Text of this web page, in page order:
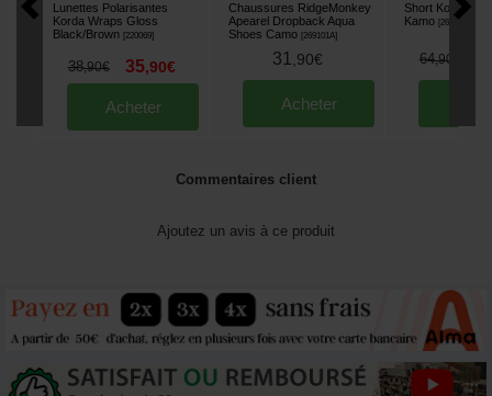
Lunettes Polarisantes
Korda Wraps Gloss
Black/Brown [220069]
38,90€ 35,90€
Acheter
Chaussures RidgeMonkey
Apearel Dropback Aqua
Shoes Camo [269101A]
31,90€
Acheter
Short Korda
Kamo [269159A
64,90
Commentaires client
Ajoutez un avis à ce produit